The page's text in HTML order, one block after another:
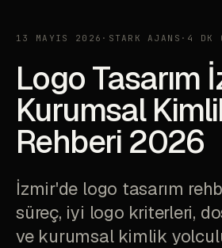
13 MAYIS 2026 · STARK AJANS · 4 DK
Logo Tasarım
Kurumsal
Rehberi 2026
İzmir'de logo tasarım
süreç, iyi logo kriterleri,
ve kurumsal kimlik